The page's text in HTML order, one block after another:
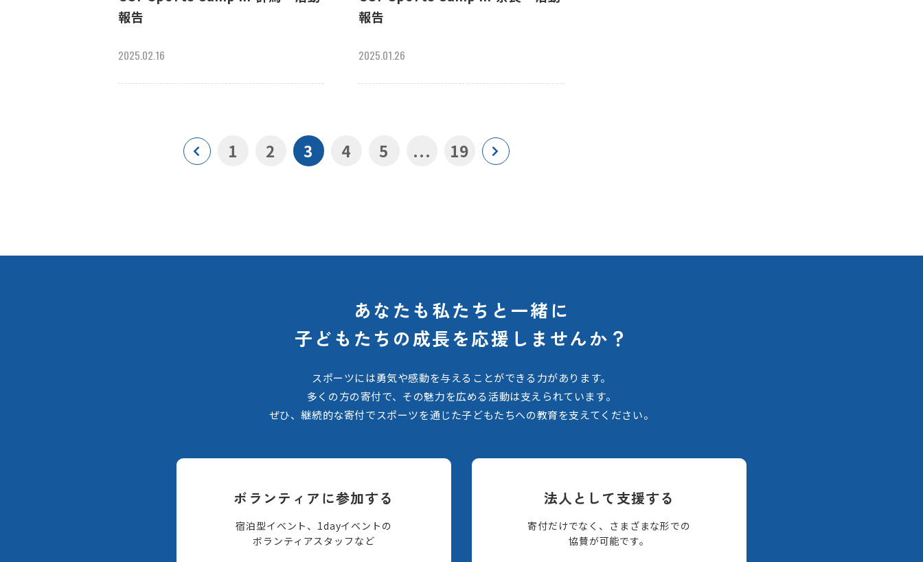
報告
2025.02.16
報告
2025.01.26
1 2 3 4 5 ... 19
あなたも私たちと一緒に
子どもたちの成長を応援しませんか？
スポーツには勇気や感動を与えることができる力があります。
多くの方の寄付で、その魅力を広める活動は支えられています。
ぜひ、継続的な寄付でスポーツを通じた子どもたちへの教育を支えてください。
ボランティアに参加する
宿泊型イベント、1dayイベントの
ボランティアスタッフなど
法人として支援する
寄付だけでなく、さまざまな形での
協賛が可能です。